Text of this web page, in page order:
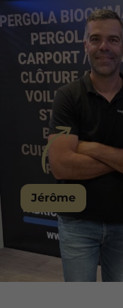
Jérôme